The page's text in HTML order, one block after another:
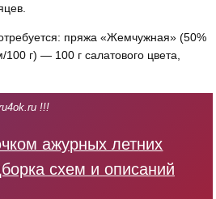
пряжа «Жемчужная» (50%
г) — 100 г салатового цвета,
!!!
ажурных летних
схем и описаний